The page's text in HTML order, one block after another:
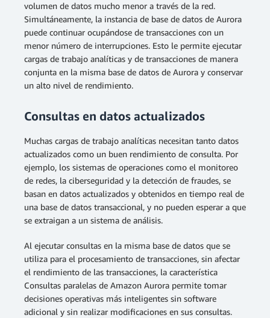
volumen de datos mucho menor a través de la red.
Simultáneamente, la instancia de base de datos de Aurora
puede continuar ocupándose de transacciones con un
menor número de interrupciones. Esto le permite ejecutar
cargas de trabajo analíticas y de transacciones de manera
conjunta en la misma base de datos de Aurora y conservar
un alto nivel de rendimiento.
Consultas en datos actualizados
Muchas cargas de trabajo analíticas necesitan tanto datos
actualizados como un buen rendimiento de consulta. Por
ejemplo, los sistemas de operaciones como el monitoreo
de redes, la ciberseguridad y la detección de fraudes, se
basan en datos actualizados y obtenidos en tiempo real de
una base de datos transaccional, y no pueden esperar a que
se extraigan a un sistema de análisis.
Al ejecutar consultas en la misma base de datos que se
utiliza para el procesamiento de transacciones, sin afectar
el rendimiento de las transacciones, la característica
Consultas paralelas de Amazon Aurora permite tomar
decisiones operativas más inteligentes sin software
adicional y sin realizar modificaciones en sus consultas.